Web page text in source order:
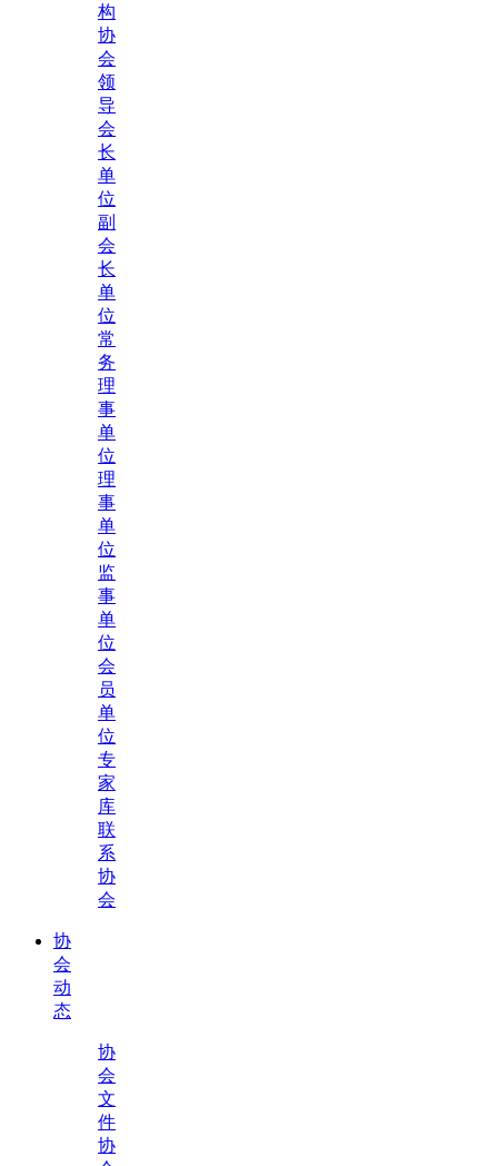
构
协
会
领
导
会
长
单
位
副
会
长
单
位
常
务
理
事
单
位
理
事
单
位
监
事
单
位
会
员
单
位
专
家
库
联
系
协
会
协
会
动
态
协
会
文
件
协